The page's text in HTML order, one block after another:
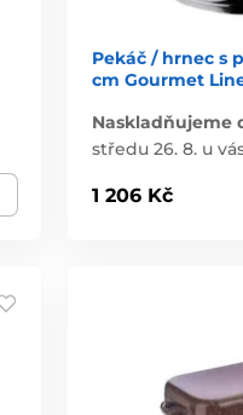
Pekáč / hrnec s
cm Gourmet
Naskladňujeme
středu 26. 8. u
1 206 Kč